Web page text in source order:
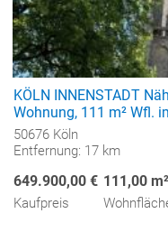
KÖLN INNENSTADT
Wohnung, 111 m² Wfl.
50676 Köln
Entfernung: 17 km
649.900,00 €
Kaufpreis
111,00 m²